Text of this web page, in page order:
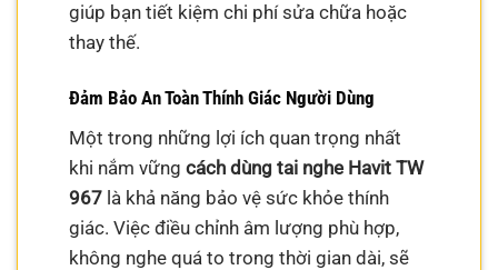
giúp bạn tiết kiệm chi phí sửa chữa hoặc
thay thế.
Đảm Bảo An Toàn Thính Giác Người Dùng
Một trong những lợi ích quan trọng nhất
khi nắm vữngcách dùng tai nghe Havit TW
967 là khả năng bảo vệ sức khỏe thính
giác. Việc điều chỉnh âm lượng phù hợp,
không nghe quá to trong thời gian dài, sẽ